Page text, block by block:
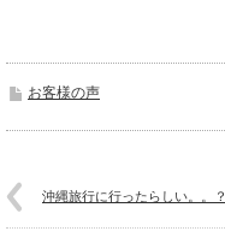
お客様の声
沖縄旅行に行ったらしい。。？